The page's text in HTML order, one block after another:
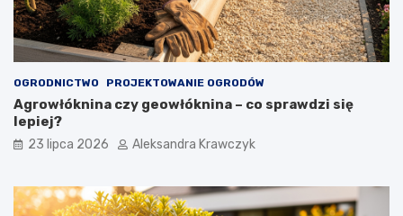
OGRODNICTWO PROJEKTOWANIE OGRODÓW
Agrowłóknina czy geowłóknina – co sprawdzi się
lepiej?
23 lipca 2026 Aleksandra Krawczyk